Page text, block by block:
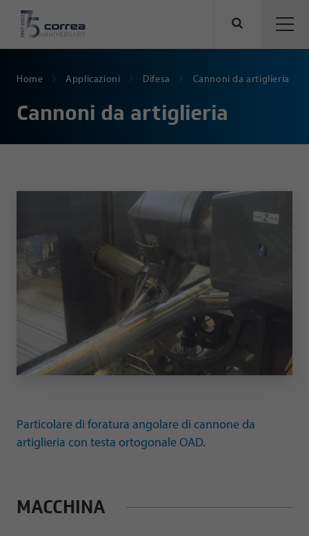
Home Applicazioni Difesa Cannoni da artiglieria
Cannoni da artiglieria
Particolare di foratura angolare di cannone da
artiglieria con testa ortogonale OAD.
MACCHINA